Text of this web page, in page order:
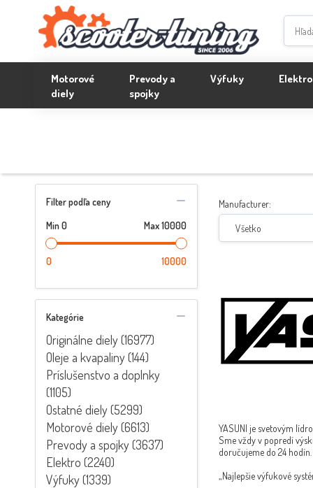
Motorové
diely
Prevody a
spojky
Výfuky Elektro
Filter podľa ceny
Min0 Max10000
0 10000
Kategórie
Originálne diely (16977)
Oleje a kvapaliny (144)
Príslušenstvo a doplnky
(1105)
Ostatné diely (5299)
Motorové diely (6613)
Prevody a spojky (3637)
Elektro (2240)
Výfuky (1339)
Manufacturer:
Všetko
YASUNI je svetovým
Sme vždy v popredí
doručujeme do 24
„Najlepšie výfukové